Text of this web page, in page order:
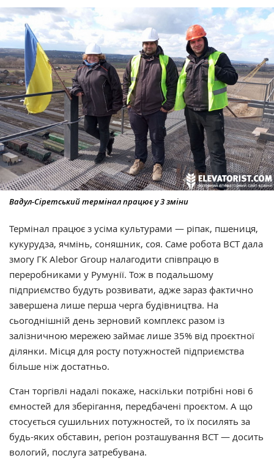
Вадул-Сіретський термінал працює у 3 зміни
Термінал працює з усіма культурами — ріпак, пшениця,
кукурудза, ячмінь, соняшник, соя. Саме робота ВСТ дала
змогу ГК Alebor Group налагодити співпрацю в
переробниками у Румунії. Тож в подальшому
підприємство будуть розвивати, адже зараз фактично
завершена лише перша черга будівництва. На
сьогоднішній день зерновий комплекс разом із
залізничною мережею займає лише 35% від проєктної
ділянки. Місця для росту потужностей підприємства
більше ніж достатньо.
Стан торгівлі надалі покаже, наскільки потрібні нові 6
ємностей для зберігання, передбачені проєктом. А що
стосується сушильних потужностей, то їх посилять за
будь-яких обставин, регіон розташування ВСТ — досить
вологий, послуга затребувана.